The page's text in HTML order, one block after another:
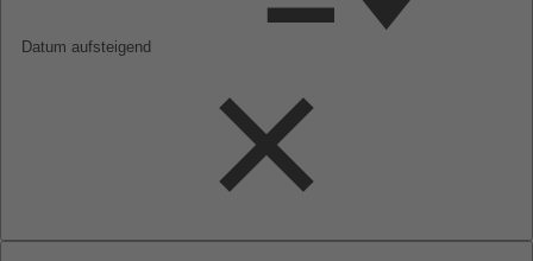
Datum aufsteigend